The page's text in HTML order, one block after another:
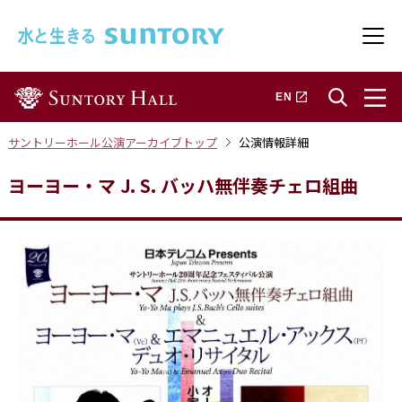
メニ
EN 新しいタブで開きます
サントリーホール公演アーカイブトップ 公演情報詳細
ヨーヨー・マ J. S. バッハ無伴奏チェロ組曲